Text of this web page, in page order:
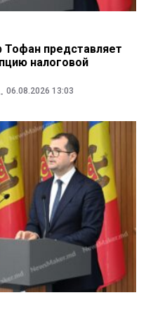
Тофан представляет
налоговой
06.08.2026 13:03